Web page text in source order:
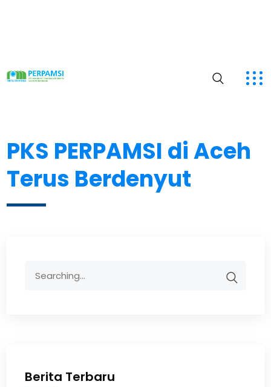
PKS PERPAMSI di Aceh
Terus Berdenyut
Berita Terbaru